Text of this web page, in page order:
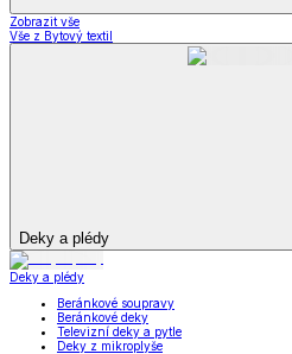
Zobrazit vše
Vše z Bytový textil
Deky a plédy
Deky a plédy
Beránkové soupravy
Beránkové deky
Televizní deky a pytle
Deky z mikroplyše